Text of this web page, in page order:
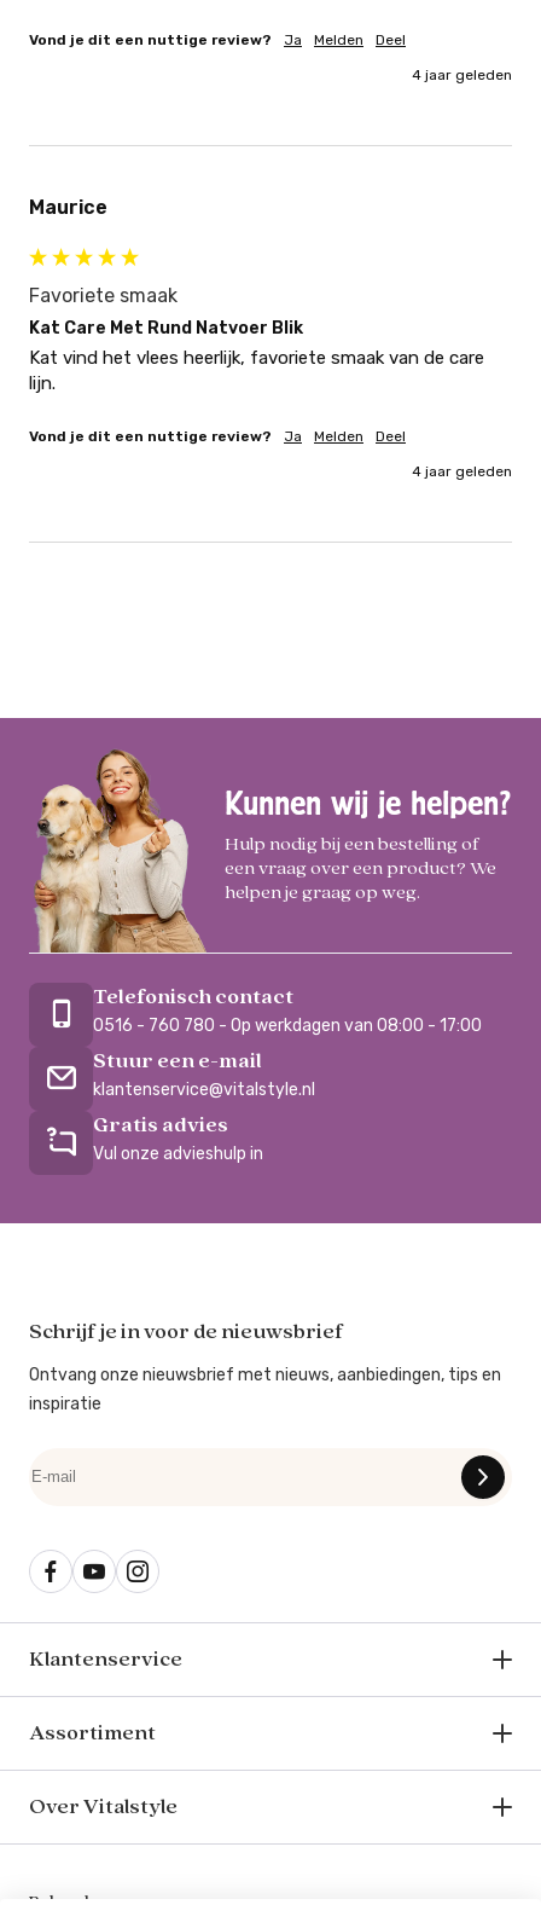
Vond je dit een nuttige review? Ja Melden Deel
4 jaar geleden
Maurice
Favoriete smaak
Kat Care Met Rund Natvoer Blik
Kat vind het vlees heerlijk, favoriete smaak van de care
lijn.
Vond je dit een nuttige review? Ja Melden Deel
4 jaar geleden
Kunnen wij je helpen?
Hulp nodig bij een bestelling of
een vraag over een product? We
helpen je graag op weg.
Telefonisch contact
0516 - 760 780 - Op werkdagen van 08:00 - 17:00
Stuur een e-mail
klantenservice@vitalstyle.nl
Gratis advies
Vul onze advieshulp in
Schrijf je in voor de nieuwsbrief
Ontvang onze nieuwsbrief met nieuws, aanbiedingen, tips en
inspiratie
Klantenservice
Assortiment
Over Vitalstyle
Bekend van o.a.